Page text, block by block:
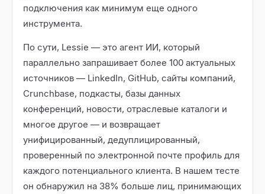
подключения как минимум еще одного
инструмента.
По сути, Lessie — это агент ИИ, который
параллельно запрашивает более 100 актуальных
источников — LinkedIn, GitHub, сайты компаний,
Crunchbase, подкасты, базы данных
конференций, новости, отраслевые каталоги и
многое другое — и возвращает
унифицированный, дедуплицированный,
проверенный по электронной почте профиль для
каждого потенциального клиента. В нашем тесте
он обнаружил на 38% больше лиц, принимающих